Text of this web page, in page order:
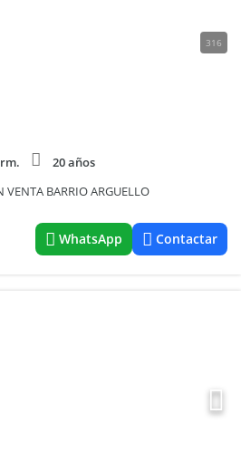
316
20 años
VENTA BARRIO ARGUELLO
WhatsApp Contactar